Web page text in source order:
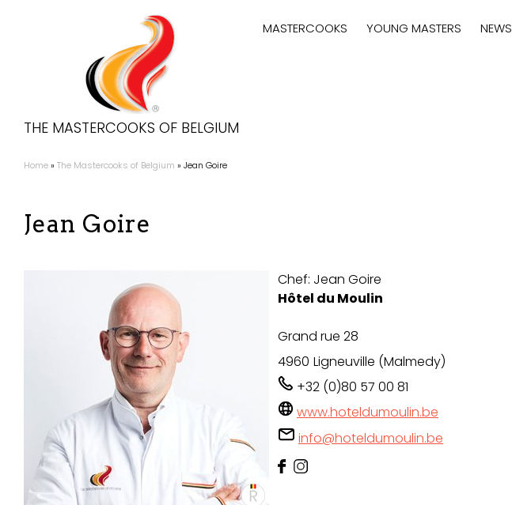
THE MASTERCOOKS OF BELGIUM
MASTERCOOKS YOUNG MASTERS NEWS
Fil
Home The Mastercooks of Belgium Jean Goire
Jean Goire
Chef: Jean Goire
Hôtel du Moulin
Grand rue 28
4960 Ligneuville (Malmedy)
+32 (0)80 57 00 81
www.hoteldumoulin.be
info@hoteldumoulin.be